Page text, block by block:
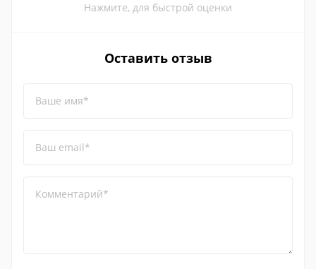
Нажмите, для быстрой оценки
Оставить отзыв
Ваше имя*
Ваш email*
Комментарий*